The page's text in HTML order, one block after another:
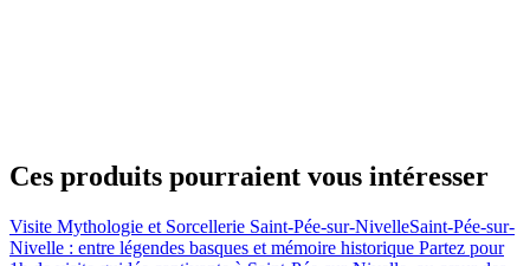
Ces produits pourraient vous intéresser
Visite Mythologie et Sorcellerie Saint-Pée-sur-NivelleSaint-Pée-sur-
Nivelle : entre légendes basques et mémoire historique Partez pour